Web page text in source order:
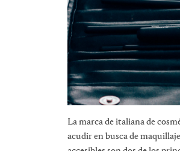
La marca de italiana de
acudir en busca de